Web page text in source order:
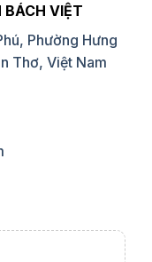
BÁCH VIỆT
Phường Hưng
Thơ, Việt Nam